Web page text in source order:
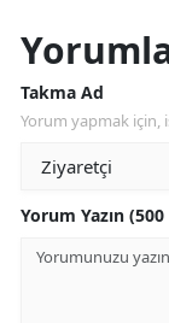
Takma Ad
Yorum yapmak için,
Yorum Yazın